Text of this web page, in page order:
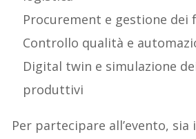
Procurement e gestione
Controllo qualità e
Digital twin e simulazione
produttivi
Per partecipare all’evento, sia